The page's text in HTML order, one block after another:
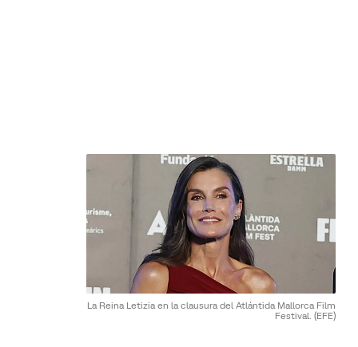
La Reina Letizia en la clausura del Atlántida Mallorca Film
Festival. (EFE)